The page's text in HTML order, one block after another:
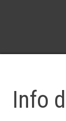
Info